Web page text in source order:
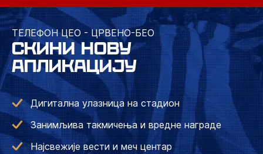
ТЕЛЕФОН ЦЕО - ЦРВЕНО-БЕО
СКИНИ НОВУ
АПЛИКАЦИЈУ
Дигитална улазница на стадион
Занимљива такмичења и вредне награде
Најсвежије вести и меч центар